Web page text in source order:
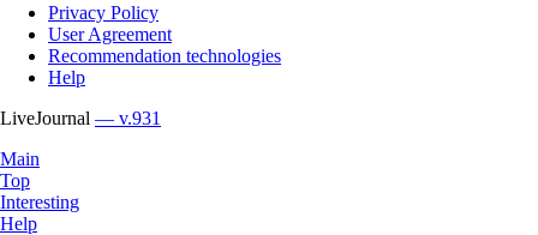
Privacy Policy
User Agreement
Recommendation technologies
Help
LiveJournal — v.931
Main
Top
Interesting
Help